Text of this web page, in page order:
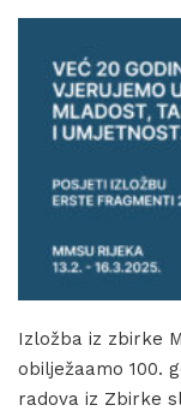
Izložba iz zbirke
obilježaamo 100.
radova iz Zbirke